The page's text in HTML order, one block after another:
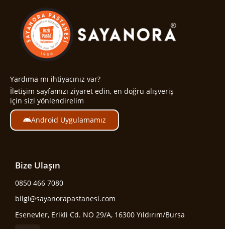
Yardıma mı ihtiyacınız var?
İletişim sayfamızı ziyaret edin, en doğru alışveriş
için sizi yönlendirelim
Android Uygulamamız
Bize Ulaşın
0850 466 7080
bilgi@sayanorapastanesi.com
Esenevler, Erikli Cd. NO 29/A, 16300 Yıldırım/Bursa